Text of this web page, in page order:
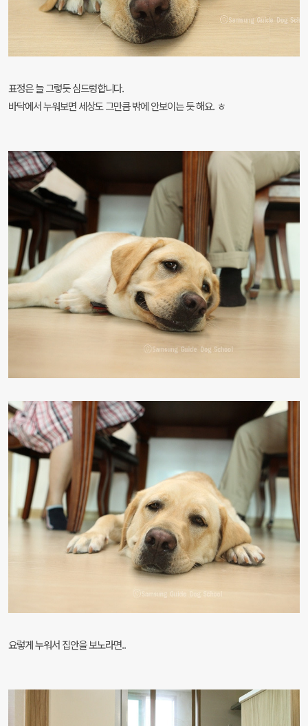
표정은 늘 그렇듯 심드렁합니다.
바닥에서 누워보면 세상도 그만큼 밖에 안보이는 듯 해요. ㅎ
요렇게 누워서 집안을 보노라면..